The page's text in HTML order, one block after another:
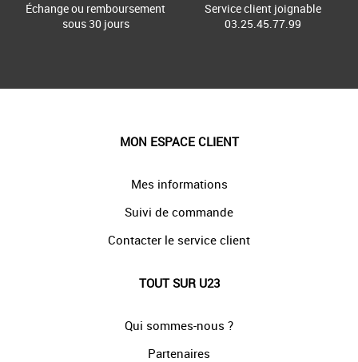
Échange ou remboursement
sous 30 jours
Service client joignable
03.25.45.77.99
MON ESPACE CLIENT
Mes informations
Suivi de commande
Contacter le service client
TOUT SUR U23
Qui sommes-nous ?
Partenaires